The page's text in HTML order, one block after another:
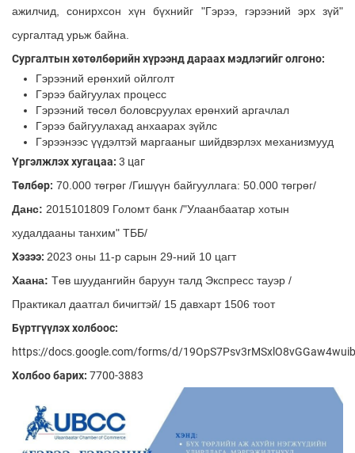
ажилчид, сонирхсон хүн бүхнийг "Гэрээ, гэрээний эрх зүй"
сургалтад урьж байна.
Сургалтын хөтөлбөрийн хүрээнд дараах мэдлэгийг олгоно:
Гэрээний ерөнхий ойлголт
Гэрээ байгуулах процесс
Гэрээний төсөл боловсруулах ерөнхий аргачлал
Гэрээ байгуулахад анхаарах зүйлс
Гэрээнээс үүдэлтэй маргааныг шийдвэрлэх механизмууд
Үргэлжлэх хугацаа: 3 цаг
Төлбөр: 70.000 төгрөг /Гишүүн байгууллага: 50.000 төгрөг/
Данс: 2015101809 Голомт банк /"Улаанбаатар хотын
худалдааны танхим" ТББ/
Хэзээ: 2023 оны 11-р сарын 29-ний 10 цагт
Хаана: Төв шуудангийн баруун талд Экспресс тауэр /
Практикал даатгал бичигтэй/ 15 давхарт 1506 тоот
Бүртгүүлэх холбоос:
https://docs.google.com/forms/d/
Холбоо барих: 7700-3883